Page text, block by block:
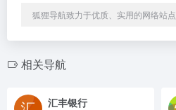
狐狸导航致力于优质、实用的网络站
相关导航
汇丰银行